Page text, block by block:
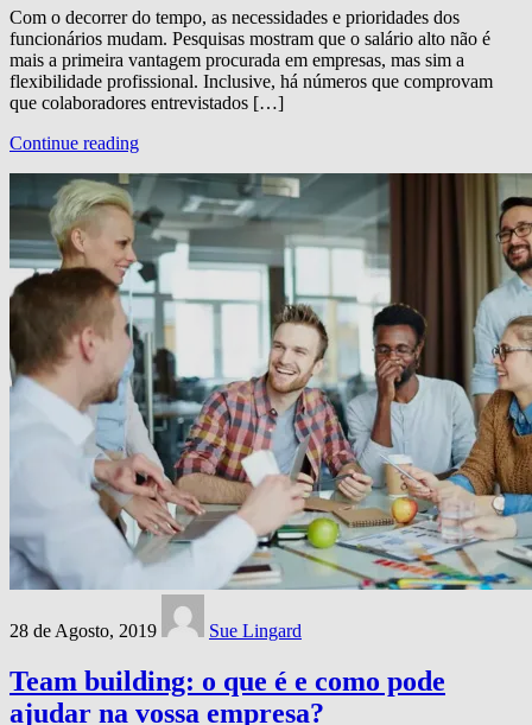
Com o decorrer do tempo, as necessidades e prioridades dos
funcionários mudam. Pesquisas mostram que o salário alto não é
mais a primeira vantagem procurada em empresas, mas sim a
flexibilidade profissional. Inclusive, há números que comprovam
que colaboradores entrevistados […]
Continue reading
28 de Agosto, 2019 Sue Lingard
Team building: o que é e como pode
ajudar na vossa empresa?